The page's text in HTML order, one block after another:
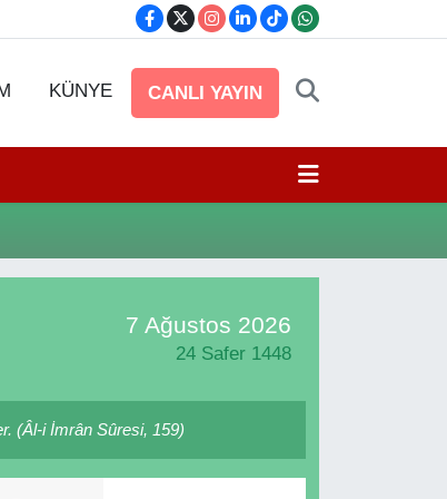
KÜNYE CANLI YAYIN
7 Ağustos 2026
24 Safer 1448
(Âl-i İmrân Sûresi, 159)